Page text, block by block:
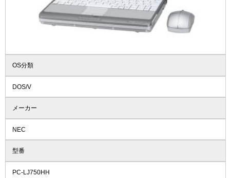
OS分類
DOS/V
メーカー
NEC
型番
PC-LJ750HH